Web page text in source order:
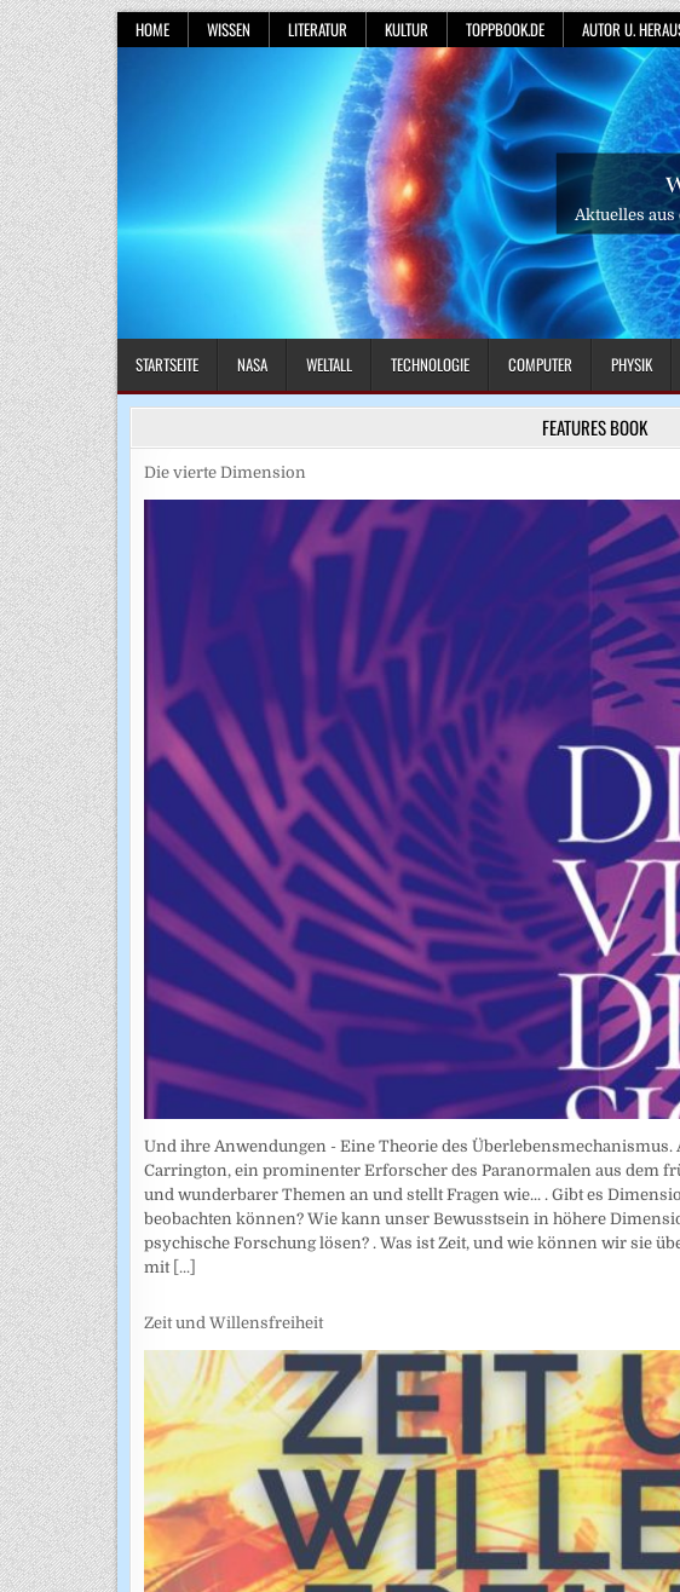
Skip
to
content
HOME WISSEN LITERATUR KULTUR TOPPBOOK.DE AUTOR U.
Aktuelles
STARTSEITE NASA WELTALL TECHNOLOGIE COMPUTER PHYSIK
FEATURES BOOK
Die vierte Dimension
Und ihre Anwendungen - Eine Theorie des Überlebensmechanismus.
Carrington, ein prominenter Erforscher des Paranormalen aus dem
und wunderbarer Themen an und stellt Fragen wie... . Gibt es
beobachten können? Wie kann unser Bewusstsein in höhere
psychische Forschung lösen? . Was ist Zeit, und wie können wir sie
mit [...]
Zeit und Willensfreiheit